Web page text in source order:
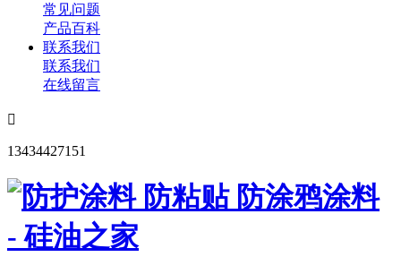
常见问题
产品百科
联系我们
联系我们
在线留言

13434427151